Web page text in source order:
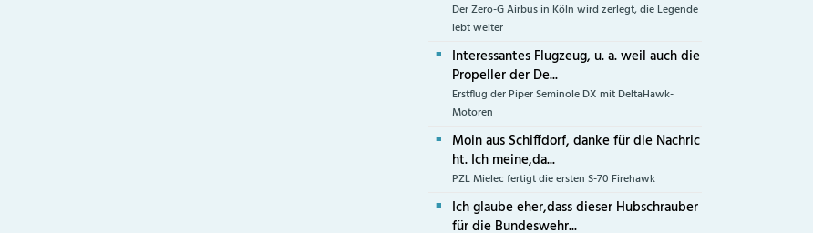
Der Zero-G Airbus in Köln wird zerlegt, die Legende
lebt weiter
Interessantes Flugzeug, u. a. weil auch die
Propeller der De...
Erstflug der Piper Seminole DX mit DeltaHawk-
Motoren
Moin aus Schiffdorf, danke für die Nachric
ht. Ich meine,da...
PZL Mielec fertigt die ersten S-70 Firehawk
Ich glaube eher,dass dieser Hubschrauber
für die Bundeswehr...